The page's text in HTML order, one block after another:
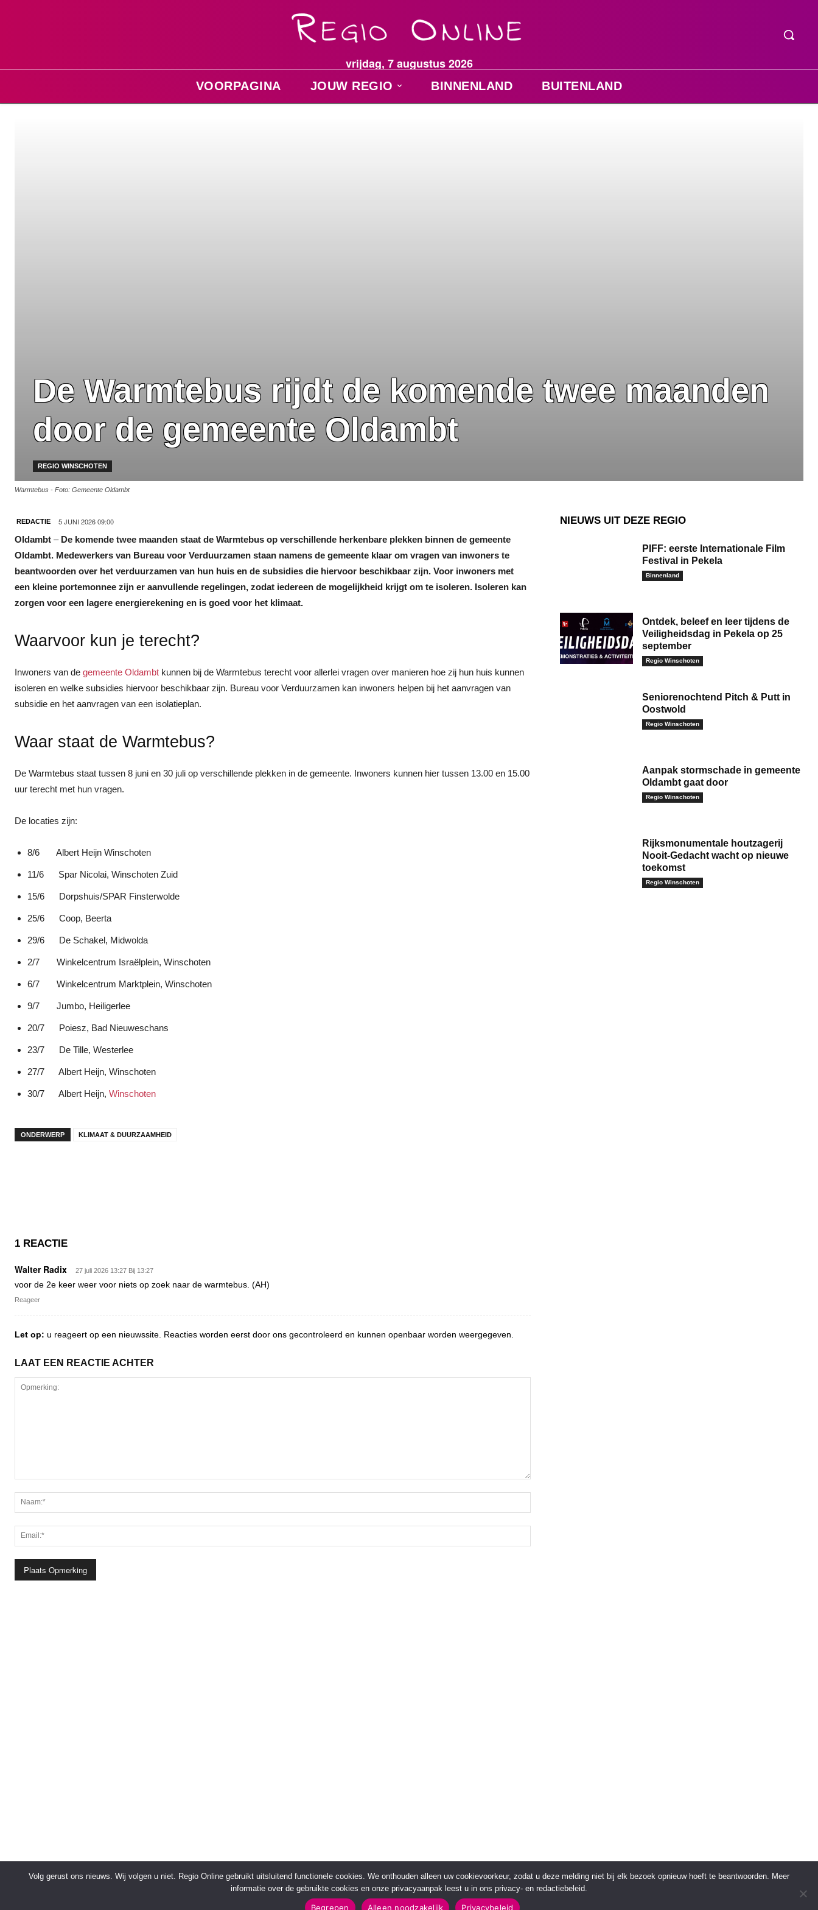
vrijdag, 7 augustus 2026
VOORPAGINA JOUW REGIO BINNENLAND BUITENLAND
De Warmtebus rijdt de komende twee maanden
door de gemeente Oldambt
REGIO WINSCHOTEN
Warmtebus - Foto: Gemeente Oldambt
REDACTIE 5 JUNI 2026 09:00
Oldambt – De komende twee maanden staat de Warmtebus op verschillende herkenbare plekken binnen de gemeente
Oldambt. Medewerkers van Bureau voor Verduurzamen staan namens de gemeente klaar om vragen van inwoners te
beantwoorden over het verduurzamen van hun huis en de subsidies die hiervoor beschikbaar zijn. Voor inwoners met
een kleine portemonnee zijn er aanvullende regelingen, zodat iedereen de mogelijkheid krijgt om te isoleren. Isoleren kan
zorgen voor een lagere energierekening en is goed voor het klimaat.
Waarvoor kun je terecht?
Inwoners van de gemeente Oldambt kunnen bij de Warmtebus terecht voor allerlei vragen over manieren hoe zij hun huis kunnen
isoleren en welke subsidies hiervoor beschikbaar zijn. Bureau voor Verduurzamen kan inwoners helpen bij het aanvragen van
subsidie en het aanvragen van een isolatieplan.
Waar staat de Warmtebus?
De Warmtebus staat tussen 8 juni en 30 juli op verschillende plekken in de gemeente. Inwoners kunnen hier tussen 13.00 en 15.00
uur terecht met hun vragen.
De locaties zijn:
8/6 Albert Heijn Winschoten
11/6 Spar Nicolai, Winschoten Zuid
15/6 Dorpshuis/SPAR Finsterwolde
25/6 Coop, Beerta
29/6 De Schakel, Midwolda
2/7 Winkelcentrum Israëlplein, Winschoten
6/7 Winkelcentrum Marktplein, Winschoten
9/7 Jumbo, Heiligerlee
20/7 Poiesz, Bad Nieuweschans
23/7 De Tille, Westerlee
27/7 Albert Heijn, Winschoten
30/7 Albert Heijn, Winschoten
ONDERWERP KLIMAAT & DUURZAAMHEID
1 REACTIE
Walter Radix 27 juli 2026 13:27 Bij 13:27
voor de 2e keer weer voor niets op zoek naar de warmtebus. (AH)
Reageer
Let op: u reageert op een nieuwssite. Reacties worden eerst door ons gecontroleerd en kunnen openbaar worden weergegeven.
LAAT EEN REACTIE ACHTER
NIEUWS UIT DEZE REGIO
PIFF: eerste Internationale Film
Festival in Pekela
Binnenland
Ontdek, beleef en leer tijdens de
Veiligheidsdag in Pekela op 25
september
Regio Winschoten
Seniorenochtend Pitch & Putt in
Oostwold
Regio Winschoten
Aanpak stormschade in gemeente
Oldambt gaat door
Regio Winschoten
Rijksmonumentale houtzagerij
Nooit-Gedacht wacht op nieuwe
toekomst
Regio Winschoten
Volg gerust ons nieuws. Wij volgen u niet. Regio Online gebruikt uitsluitend functionele cookies. We onthouden alleen uw cookievoorkeur, zodat u deze melding niet bij elk bezoek opnieuw hoeft te beantwoorden. Meer
informatie over de gebruikte cookies en onze privacyaanpak leest u in ons privacy- en redactiebeleid.
Begrepen Alleen noodzakelijk Privacybeleid